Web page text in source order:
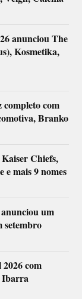
anunciou The
Kosmetika,
completo com
Branko
Chiefs,
mais 9 nomes
um
setembro
com
Ibarra